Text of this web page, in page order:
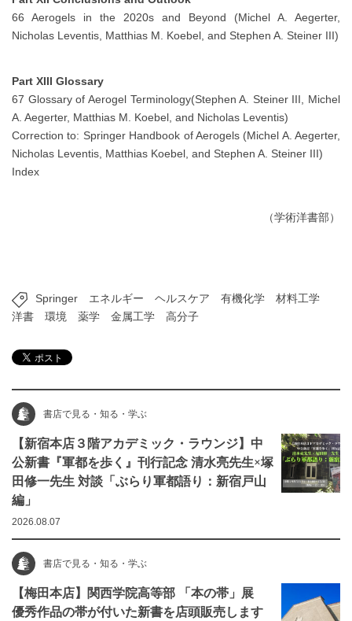
66 Aerogels in the 2020s and Beyond (Michel A. Aegerter,
Nicholas Leventis, Matthias M. Koebel, and Stephen A. Steiner III)
Part XIII Glossary
67 Glossary of Aerogel Terminology(Stephen A. Steiner III, Michel
A. Aegerter, Matthias M. Koebel, and Nicholas Leventis)
Correction to: Springer Handbook of Aerogels (Michel A. Aegerter,
Nicholas Leventis, Matthias Koebel, and Stephen A. Steiner III)
Index
（学術洋書部）
Springer エネルギー ヘルスケア 有機化学
材料工学
洋書
環境 薬学 金属工学 高分子
書店で見る・知る・学ぶ
【新宿本店３階アカデミック・ラウンジ】中
公新書『軍都を歩く』刊行記念 清水亮先生×塚
田修一先生 対談「ぶらり軍都語り：新宿戸山
編」
2026.08.07
書店で見る・知る・学ぶ
【梅田本店】関西学院高等部 「本の帯」展
優秀作品の帯が付いた新書を店頭販売します